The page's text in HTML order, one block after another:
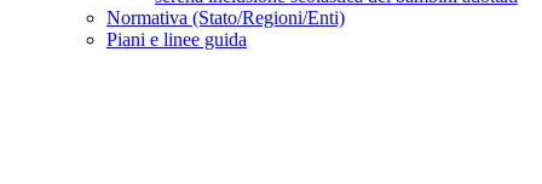
Normativa (Stato/Regioni/Enti)
Piani e linee guida